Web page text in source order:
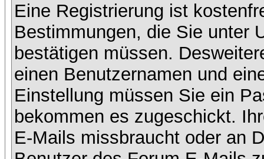
Eine Registrierung ist
Bestimmungen, die Sie unter
bestätigen müssen.
einen Benutzernamen und
Einstellung müssen Sie ein
bekommen es zugeschickt.
E-Mails missbraucht oder an